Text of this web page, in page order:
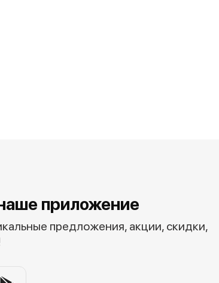
приложение
предложения, акции, скидки,